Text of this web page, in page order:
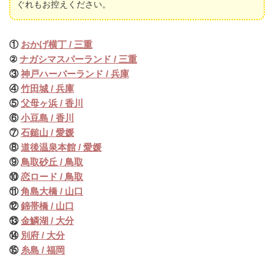
ぐれもお控えください。
① おかげ横丁 / 三重
② ナガシマスパーランド / 三重
③神戸ハーバーランド / 兵庫
④竹田城 / 兵庫
⑤父母ヶ浜 / 香川
⑥小豆島 / 香川
⑦石鎚山 / 愛媛
⑧道後温泉本館 / 愛媛
⑨ 鳥取砂丘 / 鳥取
⑩恋ロード / 鳥取
⑪角島大橋 / 山口
⑫錦帯橋 / 山口
⑬金鱗湖 / 大分
⑭ 別府 / 大分
⑮ 糸島 / 福岡